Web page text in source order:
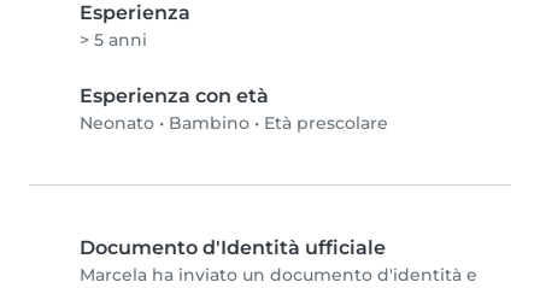
Esperienza
> 5 anni
Esperienza con età
Neonato • Bambino • Età prescolare
Documento d'Identità ufficiale
Marcela ha inviato un documento d'identità e